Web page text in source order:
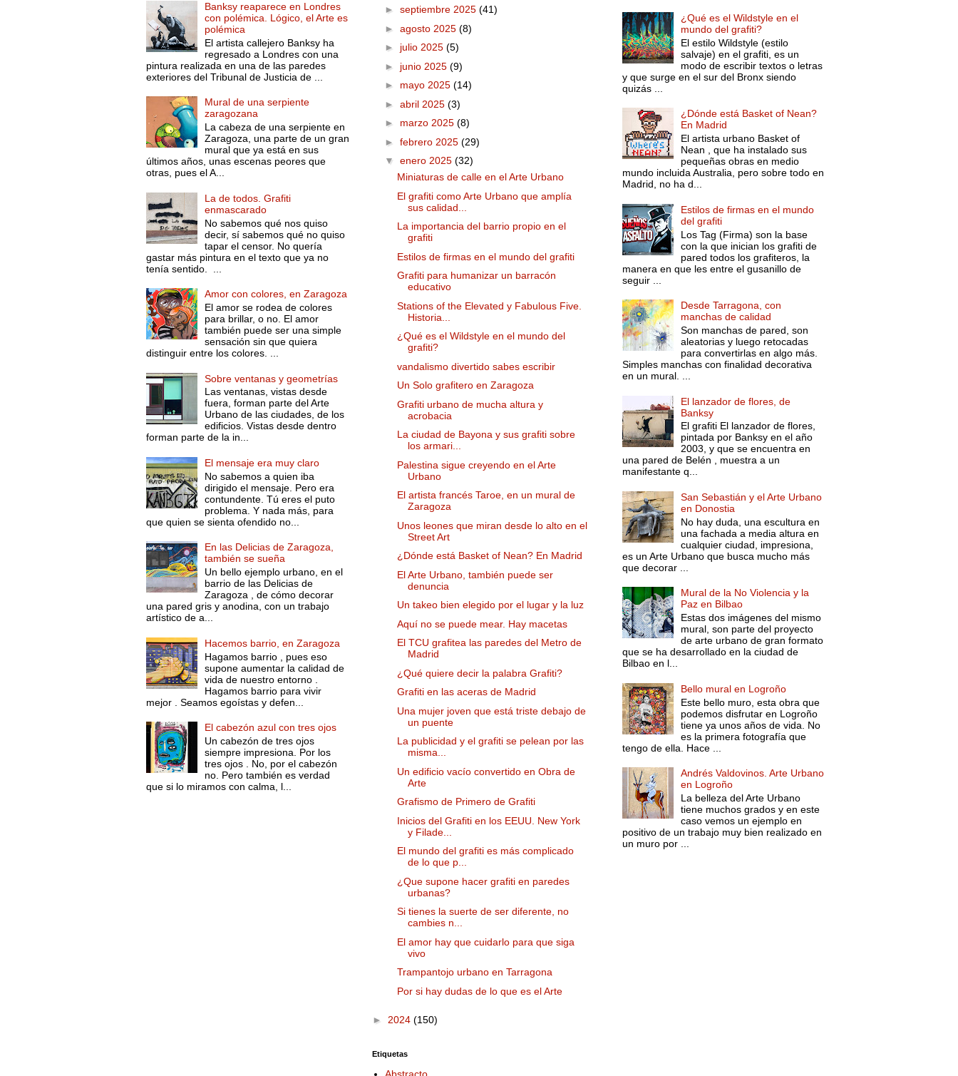
Banksy reaparece en Londres
con polémica. Lógico, el Arte es
polémica
El artista callejero Banksy ha
regresado a Londres con una
pintura realizada en una de las paredes
exteriores del Tribunal de Justicia de ...
Mural de una serpiente
zaragozana
La cabeza de una serpiente en
Zaragoza, una parte de un gran
mural que ya está en sus
últimos años, unas escenas peores que
otras, pues el A...
La de todos. Grafiti
enmascarado
No sabemos qué nos quiso
decir, sí sabemos qué no quiso
tapar el censor. No quería
gastar más pintura en el texto que ya no
tenía sentido. ...
Amor con colores, en Zaragoza
El amor se rodea de colores
para brillar, o no. El amor
también puede ser una simple
sensación sin que quiera
distinguir entre los colores. ...
Sobre ventanas y geometrías
Las ventanas, vistas desde
fuera, forman parte del Arte
Urbano de las ciudades, de los
edificios. Vistas desde dentro
forman parte de la in...
El mensaje era muy claro
No sabemos a quien iba
dirigido el mensaje. Pero era
contundente. Tú eres el puto
problema. Y nada más, para
que quien se sienta ofendido no...
En las Delicias de Zaragoza,
también se sueña
Un bello ejemplo urbano, en el
barrio de las Delicias de
Zaragoza , de cómo decorar
una pared gris y anodina, con un trabajo
artístico de a...
Hacemos barrio, en Zaragoza
Hagamos barrio , pues eso
supone aumentar la calidad de
vida de nuestro entorno .
Hagamos barrio para vivir
mejor . Seamos egoístas y defen...
El cabezón azul con tres ojos
Un cabezón de tres ojos
siempre impresiona. Por los
tres ojos . No, por el cabezón
no. Pero también es verdad
que si lo miramos con calma, l...
► septiembre 2025 (41)
► agosto 2025 (8)
► julio 2025 (5)
► junio 2025 (9)
► mayo 2025 (14)
► abril 2025 (3)
► marzo 2025 (8)
► febrero 2025 (29)
▼ enero 2025 (32)
Miniaturas de calle en el Arte Urbano
El grafiti como Arte Urbano que amplía
sus calidad...
La importancia del barrio propio en el
grafiti
Estilos de firmas en el mundo del grafiti
Grafiti para humanizar un barracón
educativo
Stations of the Elevated y Fabulous Five.
Historia...
¿Qué es el Wildstyle en el mundo del
grafiti?
vandalismo divertido sabes escribir
Un Solo grafitero en Zaragoza
Grafiti urbano de mucha altura y
acrobacia
La ciudad de Bayona y sus grafiti sobre
los armari...
Palestina sigue creyendo en el Arte
Urbano
El artista francés Taroe, en un mural de
Zaragoza
Unos leones que miran desde lo alto en el
Street Art
¿Dónde está Basket of Nean? En Madrid
El Arte Urbano, también puede ser
denuncia
Un takeo bien elegido por el lugar y la luz
Aquí no se puede mear. Hay macetas
El TCU grafitea las paredes del Metro de
Madrid
¿Qué quiere decir la palabra Grafiti?
Grafiti en las aceras de Madrid
Una mujer joven que está triste debajo de
un puente
La publicidad y el grafiti se pelean por las
misma...
Un edificio vacío convertido en Obra de
Arte
Grafismo de Primero de Grafiti
Inicios del Grafiti en los EEUU. New York
y Filade...
El mundo del grafiti es más complicado
de lo que p...
¿Que supone hacer grafiti en paredes
urbanas?
Si tienes la suerte de ser diferente, no
cambies n...
El amor hay que cuidarlo para que siga
vivo
Trampantojo urbano en Tarragona
Por si hay dudas de lo que es el Arte
► 2024 (150)
Etiquetas
¿Qué es el Wildstyle en el
mundo del grafiti?
El estilo Wildstyle (estilo
salvaje) en el grafiti, es un
modo de escribir textos o letras
y que surge en el sur del Bronx siendo
quizás ...
¿Dónde está Basket of Nean?
En Madrid
El artista urbano Basket of
Nean , que ha instalado sus
pequeñas obras en medio
mundo incluida Australia, pero sobre todo en
Madrid, no ha d...
Estilos de firmas en el mundo
del grafiti
Los Tag (Firma) son la base
con la que inician los grafiti de
pared todos los grafiteros, la
manera en que les entre el gusanillo de
seguir ...
Desde Tarragona, con
manchas de calidad
Son manchas de pared, son
aleatorias y luego retocadas
para convertirlas en algo más.
Simples manchas con finalidad decorativa
en un mural. ...
El lanzador de flores, de
Banksy
El grafiti El lanzador de flores,
pintada por Banksy en el año
2003, y que se encuentra en
una pared de Belén , muestra a un
manifestante q...
San Sebastián y el Arte Urbano
en Donostia
No hay duda, una escultura en
una fachada a media altura en
cualquier ciudad, impresiona,
es un Arte Urbano que busca mucho más
que decorar ...
Mural de la No Violencia y la
Paz en Bilbao
Estas dos imágenes del mismo
mural, son parte del proyecto
de arte urbano de gran formato
que se ha desarrollado en la ciudad de
Bilbao en l...
Bello mural en Logroño
Este bello muro, esta obra que
podemos disfrutar en Logroño
tiene ya unos años de vida. No
es la primera fotografía que
tengo de ella. Hace ...
Andrés Valdovinos. Arte Urbano
en Logroño
La belleza del Arte Urbano
tiene muchos grados y en este
caso vemos un ejemplo en
positivo de un trabajo muy bien realizado en
un muro por ...